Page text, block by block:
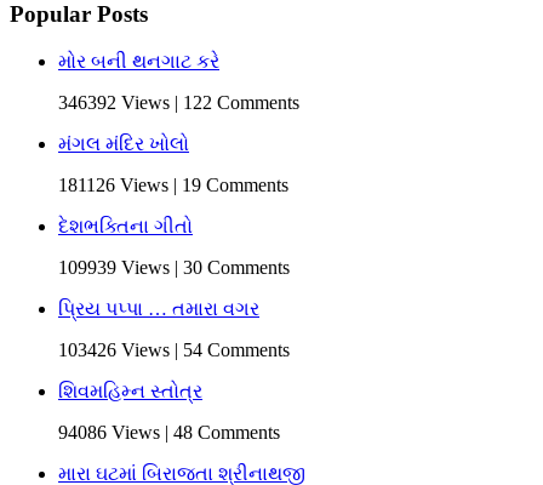
Popular Posts
મોર બની થનગાટ કરે
346392 Views | 122 Comments
મંગલ મંદિર ખોલો
181126 Views | 19 Comments
દેશભક્તિના ગીતો
109939 Views | 30 Comments
પ્રિય પપ્પા … તમારા વગર
103426 Views | 54 Comments
શિવમહિમ્ન સ્તોત્ર
94086 Views | 48 Comments
મારા ઘટમાં બિરાજતા શ્રીનાથજી